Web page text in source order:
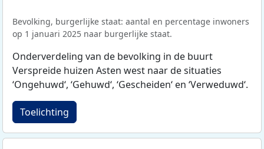
Bevolking, burgerlijke staat: aantal en percentage inwoners
op 1 januari 2025 naar burgerlijke staat.
Onderverdeling van de bevolking in de buurt
Verspreide huizen Asten west naar de situaties
‘Ongehuwd‘, ‘Gehuwd‘, ‘Gescheiden‘ en ‘Verweduwd‘.
Toelichting